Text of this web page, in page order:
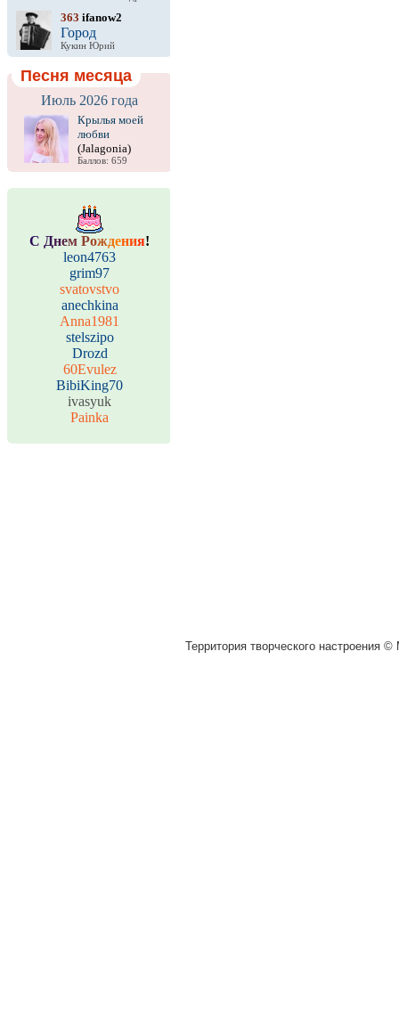
363 ifanow2
Город
Кукин Юрий
Песня месяца
Июль 2026 года
Крылья моей
любви
(Jalagonia)
Баллов: 659
С Днем Рождения!
leon4763
grim97
svatovstvo
anechkina
Anna1981
stelszipo
Drozd
60Evulez
BibiKing70
ivasyuk
Painka
Территория творческого настроения